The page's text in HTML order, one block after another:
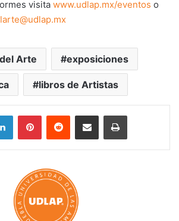
visita www.udlap.mx/eventos o
Arte exposiciones
libros de Artistas
LinkedInPinterestReddit Share via Email Print